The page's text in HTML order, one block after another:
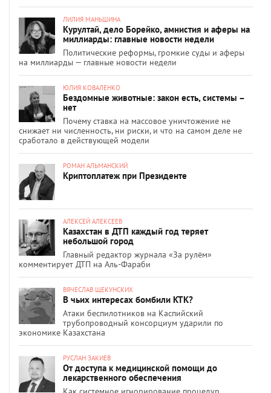
ЛИЛИЯ МАНЬШИНА
Курултай, дело Борейко, амнистия и аферы на
миллиарды: главные новости недели
Политические реформы, громкие суды и аферы
на миллиарды — главные новости недели
ЮЛИЯ КОВАЛЕНКО
Бездомные животные: закон есть, системы –
нет
Почему ставка на массовое уничтожение не
снижает ни численность, ни риски, и что на самом деле не
сработало в действующей модели
РОМАН АЛЬМАНСКИЙ
Криптоплатеж при Президенте
АЛЕКСЕЙ АЛЕКСЕЕВ
Казахстан в ДТП каждый год теряет
небольшой город
Главный редактор журнала «За рулём»
комментирует ДТП на Аль-Фараби
ВЯЧЕСЛАВ ЩЕКУНСКИХ
В чьих интересах бомбили КТК?
Атаки беспилотников на Каспийский
трубопроводный консорциум ударили по
экономике Казахстана
РУСЛАН ЗАКИЕВ
От доступа к медицинской помощи до
лекарственного обеспечения